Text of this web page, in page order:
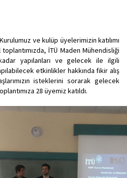
ve kulüp üyelerimizin katılımı
İTÜ Maden Mühendisliği
yapılanları ve gelecek ile ilgili
etkinlikler hakkında fikir alış
isteklerini sorarak gelecek
28 üyemiz katıldı.